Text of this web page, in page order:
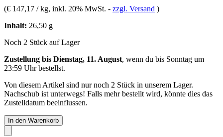
(€ 147,17 / kg, inkl. 20% MwSt. - zzgl. Versand )
Inhalt: 26,50 g
Noch 2 Stück auf Lager
Zustellung bis Dienstag, 11. August, wenn du bis Sonntag um
23:59 Uhrbestellst.
Von diesem Artikel sind nur noch 2 Stück in unserem Lager.
Nachschub ist unterwegs! Falls mehr bestellt wird, könnte dies das
Zustelldatum beeinflussen.
In den Warenkorb